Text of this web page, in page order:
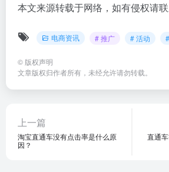
本文来源转载于网络，如有侵权请联
电商资讯 # 推广 # 活动
© 版权声明
文章版权归作者所有，未经允许请勿转载。
上一篇
淘宝直通车没有点击率是什么原
因？
直通